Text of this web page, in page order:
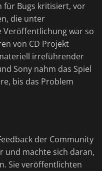
für Bugs kritisiert, vor
die unter
war so
von CD Projekt
irreführender
Sony nahm das Spiel
bis das Problem
der Community
und machte sich daran,
Sie veröffentlichten